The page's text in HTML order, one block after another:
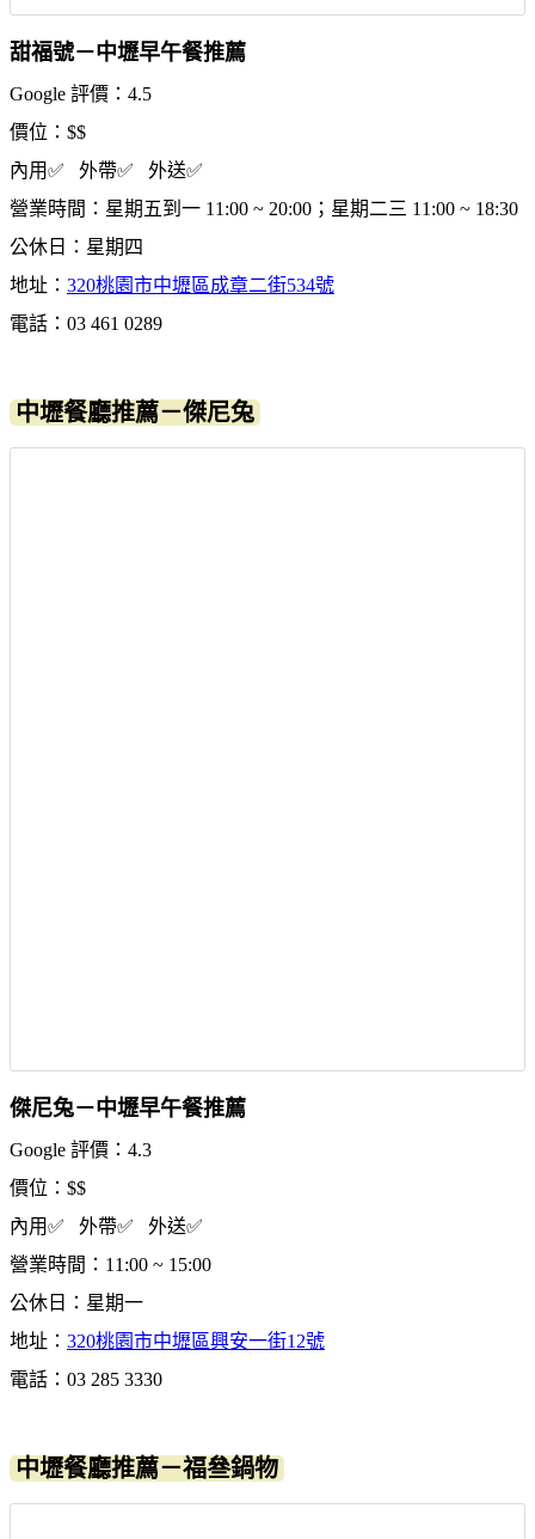
甜福號－中壢早午餐推薦
Google 評價：4.5
價位：$$
內用✅ 外帶✅ 外送✅
營業時間：星期五到一 11:00 ~ 20:00；星期二三 11:00 ~ 18:30
公休日：星期四
地址： 320桃園市中壢區成章二街534號
電話：03 461 0289
中壢餐廳推薦－傑尼兔
傑尼兔－中壢早午餐推薦
Google 評價：4.3
價位：$$
內用✅ 外帶✅ 外送✅
營業時間：11:00 ~ 15:00
公休日：星期一
地址： 320桃園市中壢區興安一街12號
電話：03 285 3330
中壢餐廳推薦－福叄鍋物